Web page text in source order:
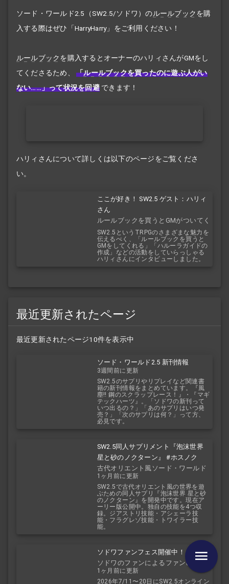
ソード・ワールド2.5（SW2.5/ソドワ）のルールブックを購
入する際はぜひ「HarryHarry」をご利用ください！
ルールブックを購入するとオーナーのハリィさんがGMをし
てくださるため、
「ルールブックを買ったのに遊ぶ人がい
ない……」って状況を回避 できます！
ハリィさんについて詳しくは以下のページをご覧くださ
い。
ここが好き！ SW2.5 ゲスト：ハリィ
さん
ルールブックを買うとGMがついてく
る！？
SW2.5というTRPGのさまざまな魅力を
伝えるべく、「ルールブックを買うと
GMをしてくれる」「ハルーラガイドの
作成」などの活動をしていらっしゃる
ハリィさんにインタビューしました。
最近更新されたページ
最近更新されたページ10件を表示中
ソード・ワールド2.5 新刊情報
3週間前に更新
SW2.5のサプリやリプレイなど関連書
籍の新刊情報をまとめています。『風
塵!! 鋼のスクラップレース！』・『マギ
テックハーツ』。「ソドワの新刊って
いつ出るの？」「あのサプリはいつ発
売？」「次のサプリは何？」って方、
必見です。
SW2.5同人サプリメント『泡沫世界
星と砂のノクターン』 #ホスノク
古代オリエント風ソード・ワールド
2.5
1ヶ月前に更新
SW2.5で古代オリエント風の世界を遊
ぶための同人サプリ『泡沫世界 星と砂
のノクターン』を開発中です。現在ア
ーリー版公開中。独自の技能を4つ収
録。ジアストリ技能・アシェーラ技
能・フラグレゾ技能・トワイラー技
能。
ソドワファンフェス開催中！
ソドワのファンによるファンのため
のお祭り！
1ヶ月前に更新
2026年7/11〜20日にSW2.5オンライン